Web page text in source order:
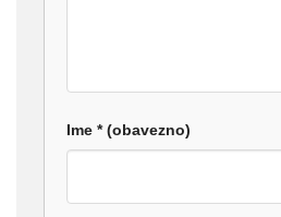
Ime * (obavezno)